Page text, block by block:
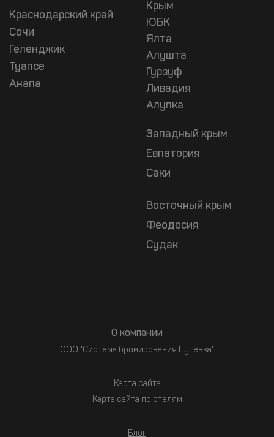
Краснодарский край
Сочи
Геленджик
Туапсе
Анапа
Крым
ЮБК
Ялта
Алушта
Гурзуф
Ливадия
Алупка
Западный крым
Евпатория
Саки
Восточный крым
Феодосия
Судак
О компании
ООО "Система бронирования Путевка"
Карта сайта
Карта сайта по отелям
Блог